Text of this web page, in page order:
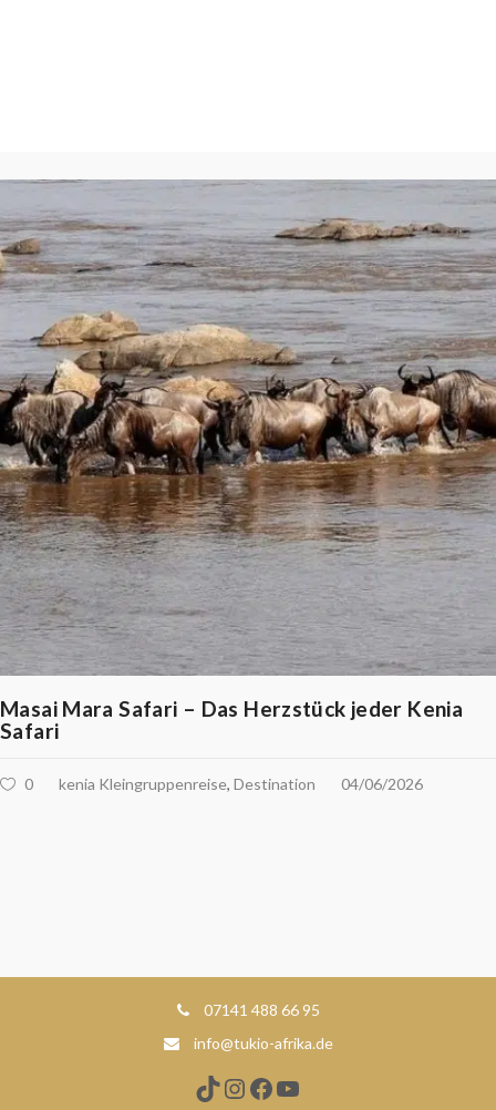
Masai Mara Safari – Das Herzstück jeder Kenia
Safari
0 kenia Kleingruppenreise, Destination 04/06/2026
07141 488 66 95
info@tukio-afrika.de
TikTok
Instagram
Facebook
YouTube